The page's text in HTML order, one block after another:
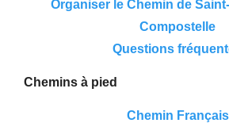
Organiser le Chemin de
Compostelle
Questions
Chemins à pied
Chemin Français